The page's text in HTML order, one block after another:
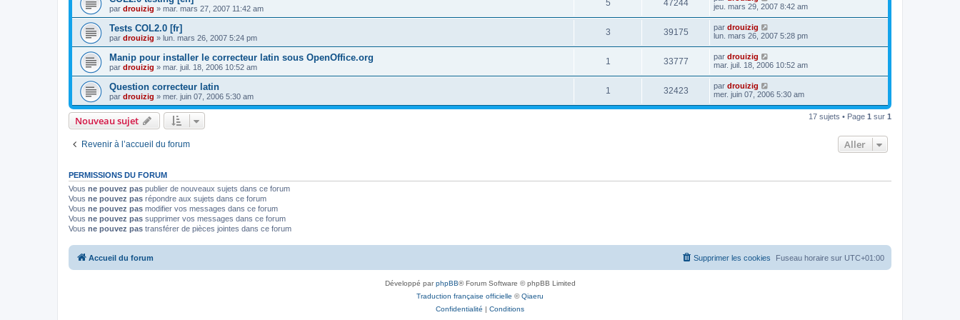
par drouizig » mar. mars 27, 2007 11:42 am
5 47244
jeu. mars 29, 2007 8:42 am
Tests COL2.0 [fr]
par drouizig » lun. mars 26, 2007 5:24 pm
3 39175 par drouizig
lun. mars 26, 2007 5:28 pm
Manip pour installer le correcteur latin sous OpenOffice.org
par drouizig » mar. juil. 18, 2006 10:52 am
1 33777 par drouizig
mar. juil. 18, 2006 10:52 am
Question correcteur latin
par drouizig » mer. juin 07, 2006 5:30 am
1 32423 par drouizig
mer. juin 07, 2006 5:30 am
Nouveau sujet 17 sujets • Page 1 sur 1
Revenir à l’accueil du forum Aller
PERMISSIONS DU FORUM
Vous ne pouvez pas publier de nouveaux sujets dans ce forum
Vous ne pouvez pas répondre aux sujets dans ce forum
Vous ne pouvez pas modifier vos messages dans ce forum
Vous ne pouvez pas supprimer vos messages dans ce forum
Vous ne pouvez pas transférer de pièces jointes dans ce forum
Accueil du forum Fuseau horaire sur UTC+01:00
Supprimer les cookies
Développé parphpBB® Forum Software © phpBB Limited
Traduction française officielle ©Qiaeru
Confidentialité | Conditions